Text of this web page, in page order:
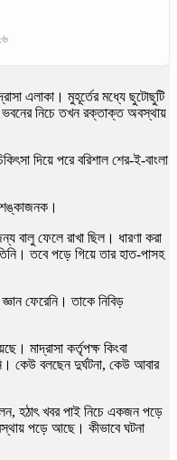
এলাকা। মুহূর্তের মধ্যে ছুটোছুটি
ভবনের নিচে তখন রক্তাক্ত অবস্থায়
দিয়ে পরে বরিশাল শের-ই-বাংলা
বালু ফেলে রাখা ছিল। ধারণা করা
তবে পড়ে গিয়ে তার হাত-পাসহ
ফেরেনি। তাকে নিবিড়
মাদ্রাসা কর্তৃপক্ষ কিংবা
কেউ বলছেন দুর্ঘটনা, কেউ আবার
হঠাৎ খবর পাই নিচে একজন পড়ে
পড়ে আছে। কীভাবে ঘটনা